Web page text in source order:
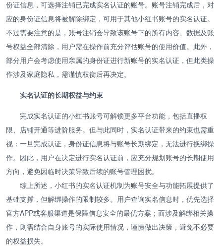
份证信息，可选择注销已完成实名认证的账号。账号注销完成后，对
应的身份证信息将被解除绑定，可用于其他小红书账号的实名认证。
不过需要注意的是，账号注销会导致该账号下的所有内容、数据及账
号权益全部清除，用户需在操作前充分评估账号的使用价值。此外，
部分用户会考虑使用亲属的身份证进行新账号的实名认证，但此类操
作涉及家庭隐私，需谨慎权衡后再决定。
实名认证的长期权益与约束
完成实名认证的小红书账号可解锁更多平台功能，包括直播权
限、店铺开通等进阶服务。但与此同时，实名认证带来的约束也需重
视：一旦完成认证，身份证信息将与账号长期绑定，无法进行换绑操
作。因此，用户在决定进行实名认证前，应充分规划账号的长期使用
方向，避免因临时决策导致后续的账号管理困扰。
综上所述，小红书的实名认证机制为账号安全与功能拓展提供了
基础支撑，但解绑操作的限制较多。用户查询实名信息时，优先选择
官方APP或客服渠道是保障信息安全的最优方案；而涉及解绑相关操
作，则需结合自身账号的实际使用情况，谨慎做出决策，避免不必要
的权益损失。